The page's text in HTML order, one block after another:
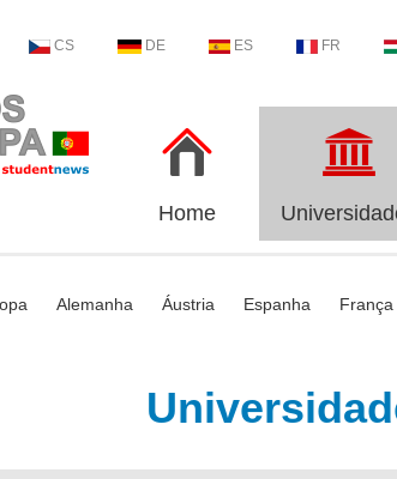
CS DE ES FR
Home
Alemanha Áustria Espanha França